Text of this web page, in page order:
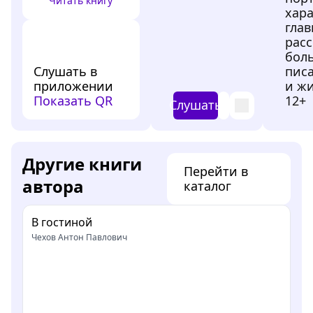
Слушать в
приложении
Показать QR
Слушать
и
12+
Другие книги
автора
Перейти в
каталог
В гостиной
Чехов Антон Павлович